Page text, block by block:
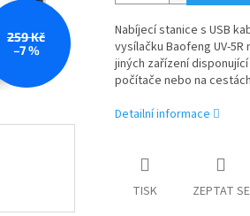
259 Kč
–7 %
Nabíjecí stanice s USB
vysílačku Baofeng UV-
jiných zařízení
počítače nebo na
Detailní informace
TISK ZEPTAT SE